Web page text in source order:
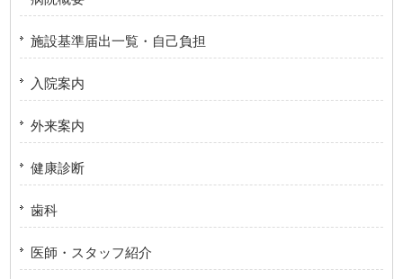
施設基準届出一覧・自己負担
入院案内
外来案内
健康診断
歯科
医師・スタッフ紹介